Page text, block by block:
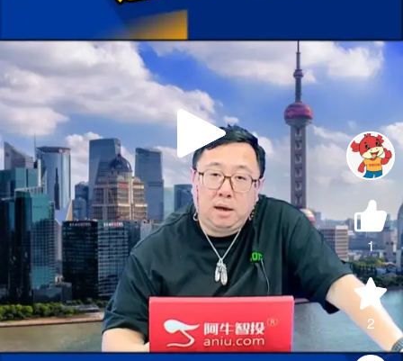
Play
Video
1
2